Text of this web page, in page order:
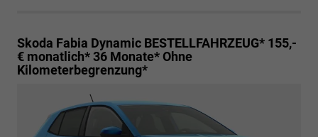
Skoda Fabia Dynamic BESTELLFAHRZEUG* 155,-
€ monatlich* 36 Monate* Ohne
Kilometerbegrenzung*